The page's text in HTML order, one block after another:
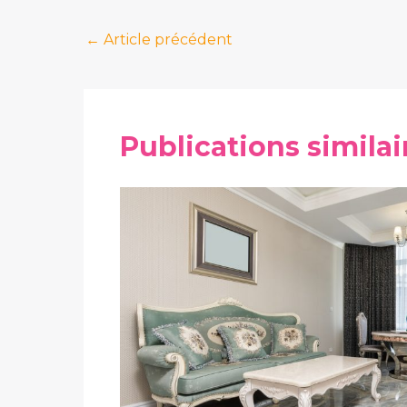
← Article précédent
Publications